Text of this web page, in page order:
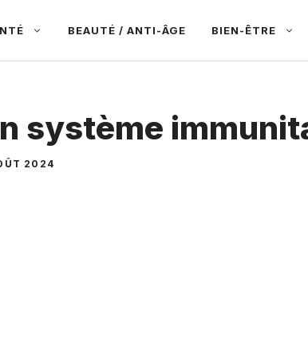
BEAUTÉ / ANTI-ÂGE BIEN-ÊTRE
système
2024